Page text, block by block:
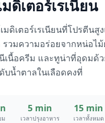
ดิเตอร์เรเนียน
มดิเตอร์เรเนียนที่โปรตีน
วมความอร่อยจากหน่อไม้
เนื้อครีม และทูน่าที่อุดมด้ว
บน้ำตาลในเลือดคงที่
ม
5 min
เวลาปรุงอาหาร
15 min
เวลาทั้งหมด